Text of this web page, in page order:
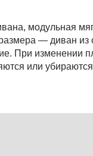
модульная
— диван из
При изменении
или убираются